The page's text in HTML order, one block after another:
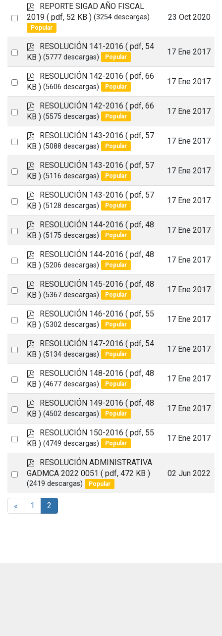
Select
p
d
f
REPORTE SIGAD AÑO FISCAL
2019 ( pdf, 52 KB ) (3254 descargas)
Popular
23 Oct 2020
Select
an
item
p
d
f
RESOLUCIÓN 141-2016 ( pdf, 54
KB ) (5777 descargas) Popular
17 Ene 2017
Select
an
item
p
d
f
RESOLUCIÓN 142-2016 ( pdf, 66
KB ) (5606 descargas) Popular
17 Ene 2017
Select
an
item
p
d
f
RESOLUCIÓN 142-2016 ( pdf, 66
KB ) (5575 descargas) Popular
17 Ene 2017
Select
an
item
p
d
f
RESOLUCIÓN 143-2016 ( pdf, 57
KB ) (5088 descargas) Popular
17 Ene 2017
Select
an
item
p
d
f
RESOLUCIÓN 143-2016 ( pdf, 57
KB ) (5116 descargas) Popular
17 Ene 2017
Select
an
item
p
d
f
RESOLUCIÓN 143-2016 ( pdf, 57
KB ) (5128 descargas) Popular
17 Ene 2017
Select
an
item
p
d
f
RESOLUCIÓN 144-2016 ( pdf, 48
KB ) (5175 descargas) Popular
17 Ene 2017
Select
an
item
p
d
f
RESOLUCIÓN 144-2016 ( pdf, 48
KB ) (5206 descargas) Popular
17 Ene 2017
Select
an
item
p
d
f
RESOLUCIÓN 145-2016 ( pdf, 48
KB ) (5367 descargas) Popular
17 Ene 2017
Select
an
item
p
d
f
RESOLUCIÓN 146-2016 ( pdf, 55
KB ) (5302 descargas) Popular
17 Ene 2017
Select
an
item
p
d
f
RESOLUCIÓN 147-2016 ( pdf, 54
KB ) (5134 descargas) Popular
17 Ene 2017
Select
an
item
p
d
f
RESOLUCIÓN 148-2016 ( pdf, 48
KB ) (4677 descargas) Popular
17 Ene 2017
Select
an
item
p
d
f
RESOLUCIÓN 149-2016 ( pdf, 48
KB ) (4502 descargas) Popular
17 Ene 2017
Select
an
p
d
f
RESOLUCIÓN 150-2016 ( pdf, 55
KB ) (4749 descargas) Popular
17 Ene 2017
Select
item
p
d
f
RESOLUCIÓN ADMINISTRATIVA
GADMCA 2022 0051 ( pdf, 472 KB )
(2419 descargas) Popular
02 Jun 2022
« 1 2